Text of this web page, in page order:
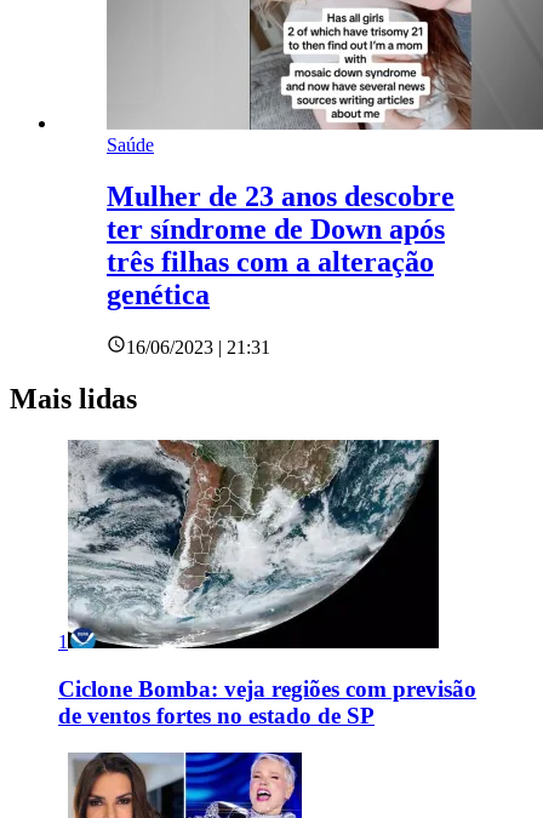
Saúde
Mulher de 23 anos descobre
ter síndrome de Down após
três filhas com a alteração
genética
16/06/2023 | 21:31
Mais lidas
1
Ciclone Bomba: veja regiões com previsão
de ventos fortes no estado de SP